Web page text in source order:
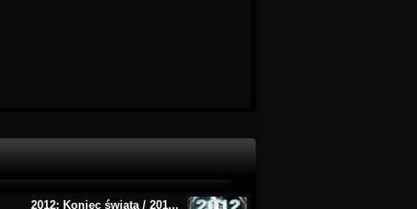
2012: Koniec świata / 201...